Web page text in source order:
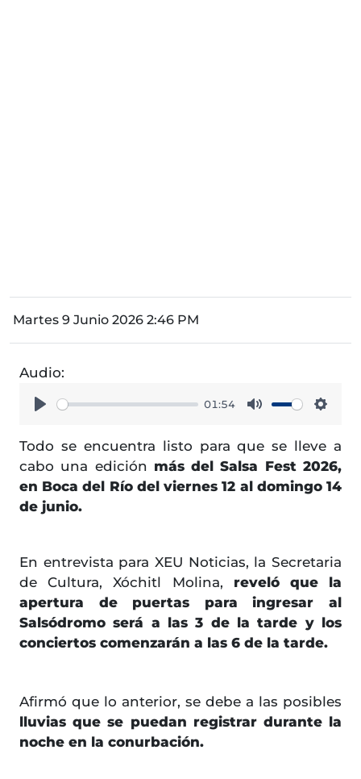
Martes 9 Junio 2026 2:46 PM
Audio:
01:54
Todo se encuentra listo para que se lleve a
cabo una edición más del Salsa Fest 2026,
en Boca del Río del viernes 12 al domingo 14
de junio.
En entrevista para XEU Noticias, la Secretaria
de Cultura, Xóchitl Molina, reveló que la
apertura de puertas para ingresar al
Salsódromo será a las 3 de la tarde y los
conciertos comenzarán a las 6 de la tarde.
Afirmó que lo anterior, se debe a las posibles
lluvias que se puedan registrar durante la
noche en la conurbación.